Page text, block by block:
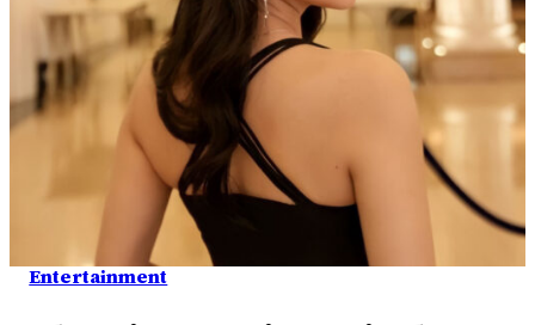
Entertainment